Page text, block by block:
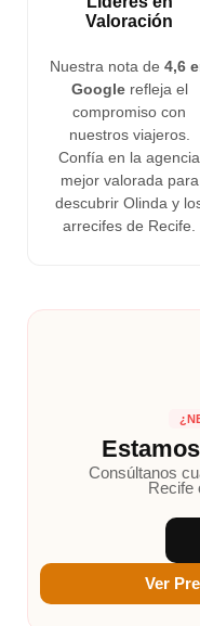
Valoración
Nuestra nota de 4,6
Googlerefleja el
compromiso con
nuestros viajeros.
Confía en la agencia
mejor valorada para
descubrir Olinda y
arrecifes de Recife.
Consúltanos
Recife
Ver